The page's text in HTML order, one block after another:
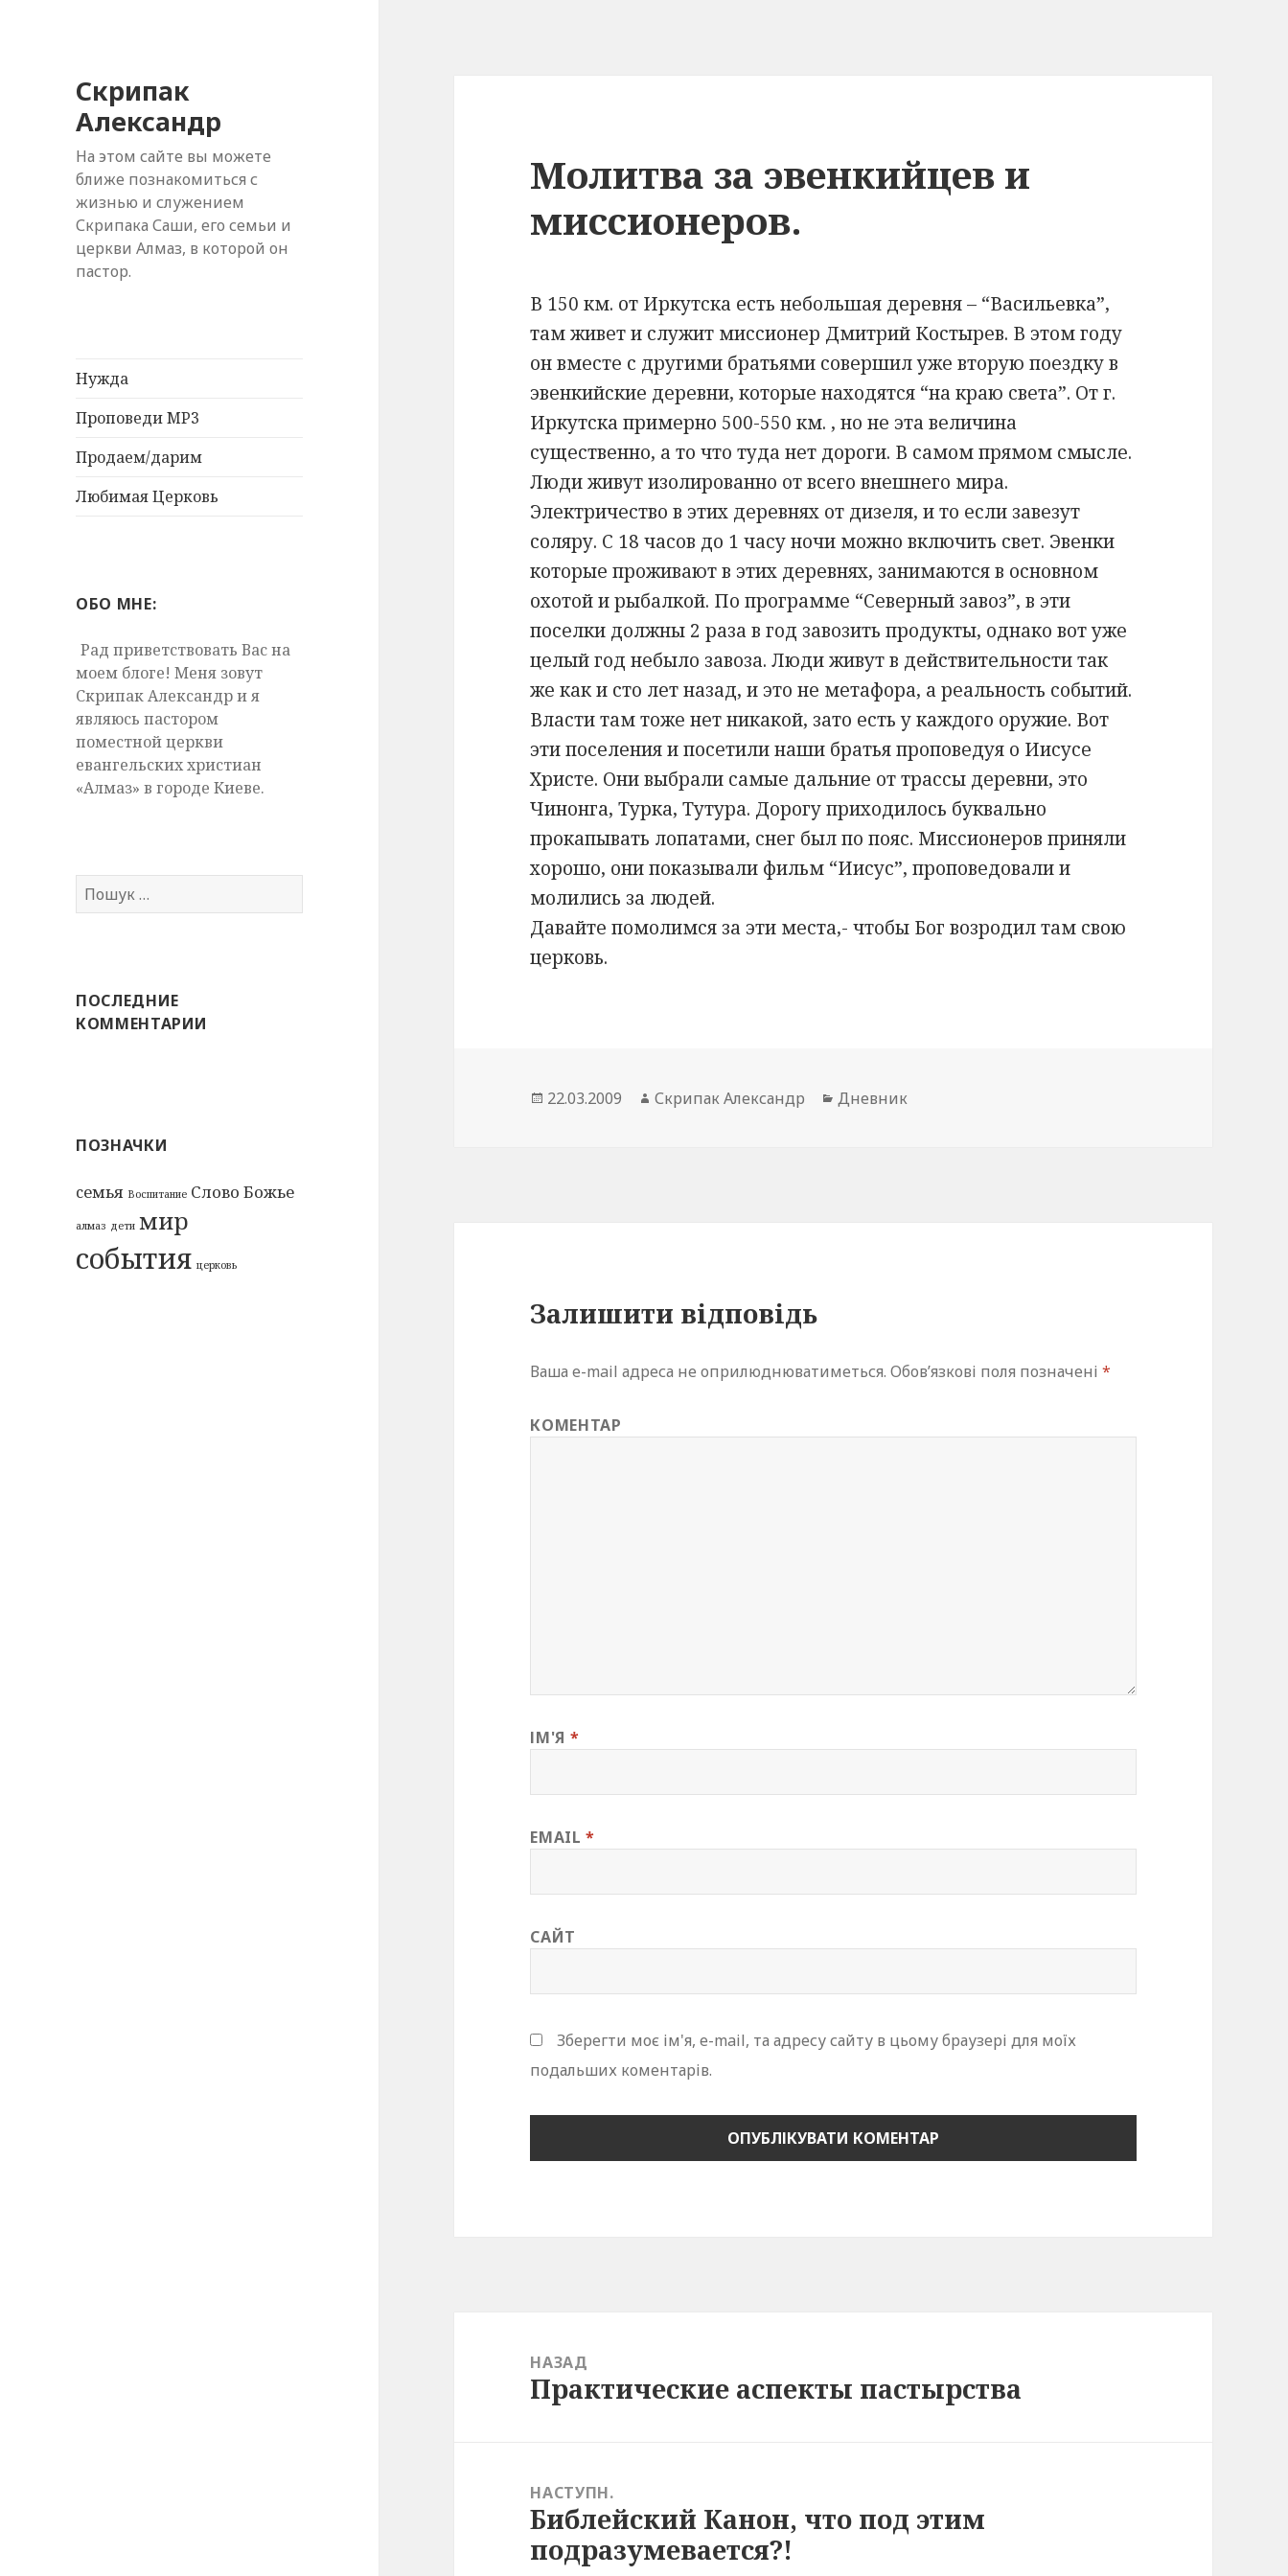
Скрипак
Александр
На этом сайте вы можете
ближе познакомиться с
жизнью и служением
Скрипака Саши, его семьи и
церкви Алмаз, в которой он
пастор.
Нужда
Проповеди MP3
Продаем/дарим
Любимая Церковь
ОБО МНЕ:
Рад приветствовать Вас на
моем блоге! Меня зовут
Скрипак Александр и я
являюсь пастором
поместной церкви
евангельских христиан
«Алмаз» в городе Киеве.
Пошук:
ПОСЛЕДНИЕ
КОММЕНТАРИИ
ПОЗНАЧКИ
cемья Воспитание Слово Божье
алмаз дети мир
события церковь
Молитва за эвенкийцев и
миссионеров.
В 150 км. от Иркутска есть небольшая деревня – “Васильевка”,
там живет и служит миссионер Дмитрий Костырев. В этом году
он вместе с другими братьями совершил уже вторую поездку в
эвенкийские деревни, которые находятся “на краю света”. От г.
Иркутска примерно 500-550 км. , но не эта величина
существенно, а то что туда нет дороги. В самом прямом смысле.
Люди живут изолированно от всего внешнего мира.
Электричество в этих деревнях от дизеля, и то если завезут
соляру. С 18 часов до 1 часу ночи можно включить свет. Эвенки
которые проживают в этих деревнях, занимаются в основном
охотой и рыбалкой. По программе “Северный завоз”, в эти
поселки должны 2 раза в год завозить продукты, однако вот уже
целый год небыло завоза. Люди живут в действительности так
же как и сто лет назад, и это не метафора, а реальность событий.
Власти там тоже нет никакой, зато есть у каждого оружие. Вот
эти поселения и посетили наши братья проповедуя о Иисусе
Христе. Они выбрали самые дальние от трассы деревни, это
Чинонга, Турка, Тутура. Дорогу приходилось буквально
прокапывать лопатами, снег был по пояс. Миссионеров приняли
хорошо, они показывали фильм “Иисус”, проповедовали и
молились за людей.
Давайте помолимся за эти места,- чтобы Бог возродил там свою
церковь.
Опубліковано
22.03.2009 Автор
Скрипак Александр Категорії
Дневник
Залишити відповідь
Ваша e-mail адреса не оприлюднюватиметься. Обов’язкові поля позначені*
КОМЕНТАР
ІМ'Я *
EMAIL*
САЙТ
Зберегти моє ім'я, e-mail, та адресу сайту в цьому браузері для моїх
подальших коментарів.
НАЗАД
Попередній
Практические аспекты пастырства
НАСТУПН.
Наступний
запис:
Библейский Канон, что под этим
подразумевается?!